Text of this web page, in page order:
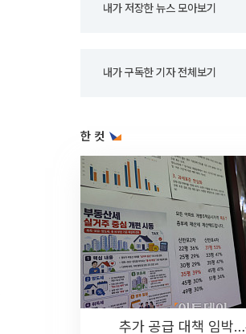
내가 저장한 뉴스 모아보기
내가 구독한 기자 전체보기
한 컷
추가 공급 대책 임박